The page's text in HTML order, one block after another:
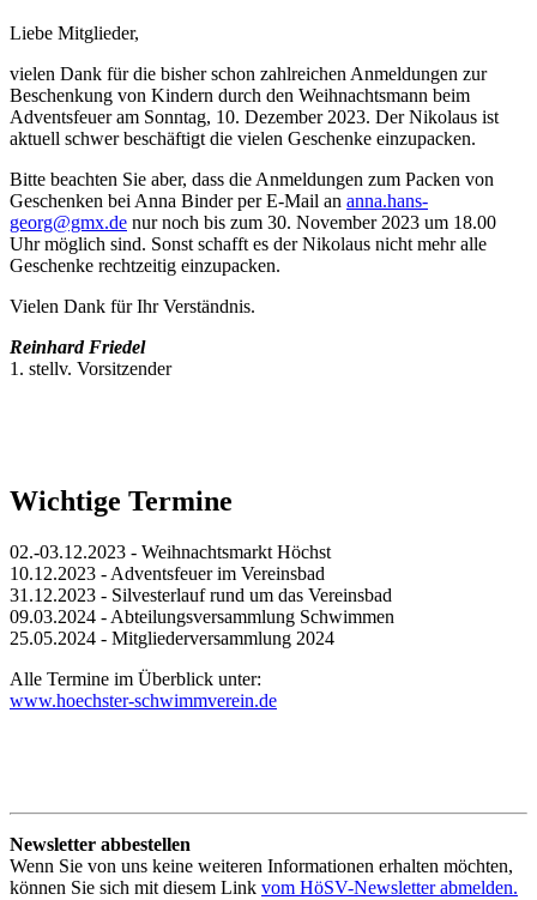
Liebe Mitglieder,
vielen Dank für die bisher schon zahlreichen Anmeldungen zur
Beschenkung von Kindern durch den Weihnachtsmann beim
Adventsfeuer am Sonntag, 10. Dezember 2023. Der Nikolaus ist
aktuell schwer beschäftigt die vielen Geschenke einzupacken.
Bitte beachten Sie aber, dass die Anmeldungen zum Packen von
Geschenken bei Anna Binder per E-Mail an anna.hans-
georg@gmx.de nur noch bis zum 30. November 2023 um 18.00
Uhr möglich sind. Sonst schafft es der Nikolaus nicht mehr alle
Geschenke rechtzeitig einzupacken.
Vielen Dank für Ihr Verständnis.
Reinhard Friedel
1. stellv. Vorsitzender
Wichtige Termine
02.-03.12.2023 - Weihnachtsmarkt Höchst
10.12.2023 - Adventsfeuer im Vereinsbad
31.12.2023 - Silvesterlauf rund um das Vereinsbad
09.03.2024 - Abteilungsversammlung Schwimmen
25.05.2024 - Mitgliederversammlung 2024
Alle Termine im Überblick unter:
www.hoechster-schwimmverein.de
Newsletter abbestellen
Wenn Sie von uns keine weiteren Informationen erhalten möchten,
können Sie sich mit diesem Link vom HöSV-Newsletter abmelden.